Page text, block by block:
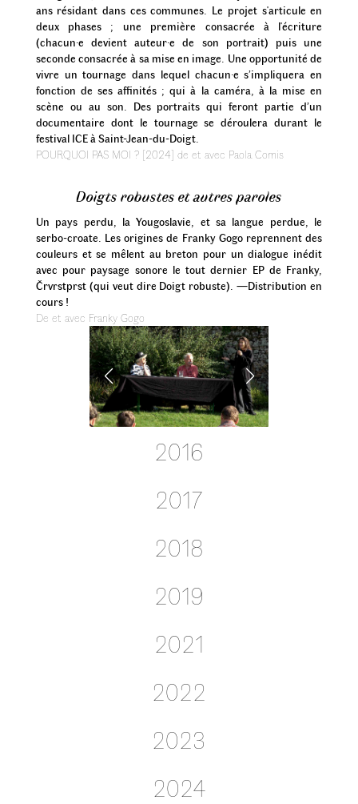
ans résidant dans ces communes. Le projet s'articule en
deux phases ; une première consacrée à l'écriture
(chacun·e devient auteur·e de son portrait) puis une
seconde consacrée à sa mise en image. Une opportunité de
vivre un tournage dans lequel chacun·e s’impliquera en
fonction de ses affinités ; qui à la caméra, à la mise en
scène ou au son. Des portraits qui feront partie d’un
documentaire dont le tournage se déroulera durant le
festival ICE à Saint-Jean-du-Doigt.
POURQUOI PAS MOI ? [2024] de et avec Paola Comis
Doigts robustes et autres paroles
Un pays perdu, la Yougoslavie, et sa langue perdue, le
serbo-croate. Les origines de Franky Gogo reprennent des
couleurs et se mêlent au breton pour un dialogue inédit
avec pour paysage sonore le tout dernier EP de Franky,
Črvrstprst (qui veut dire Doigt robuste). —Distribution en
cours !
De et avec Franky Gogo
2016
2017
2018
2019
2021
2022
2023
2024